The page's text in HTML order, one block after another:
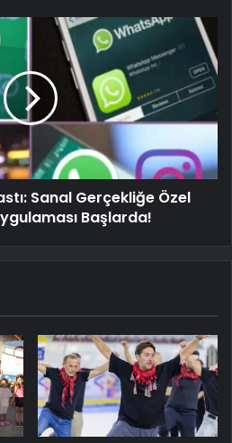
Sanal Gerçekliğe Özel
Başlarda!